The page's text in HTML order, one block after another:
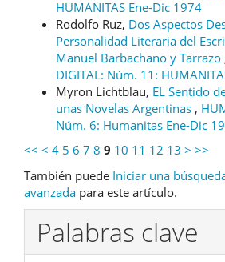
HUMANITAS Ene-Dic 1974
Rodolfo Ruz, Dos Aspectos
Personalidad Literaria del
Manuel Barbachano y Tarrazo
DIGITAL: Núm. 11:
Myron Lichtblau, EL Sentido
unas Novelas Argentinas ,
Núm. 6: Humanitas Ene-Dic
<< < 4 5 6 7 8 9 10 11 12 13 > >>
También puede Iniciar una
avanzada para este artículo.
Palabras clave